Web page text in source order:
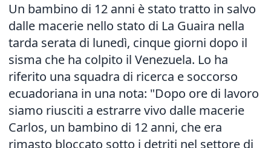
Un bambino di 12 anni è stato tratto in salvo
dalle macerie nello stato di La Guaira nella
tarda serata di lunedì, cinque giorni dopo il
sisma che ha colpito il Venezuela. Lo ha
riferito una squadra di ricerca e soccorso
ecuadoriana in una nota: "Dopo ore di lavoro
siamo riusciti a estrarre vivo dalle macerie
Carlos, un bambino di 12 anni, che era
rimasto bloccato sotto i detriti nel settore di